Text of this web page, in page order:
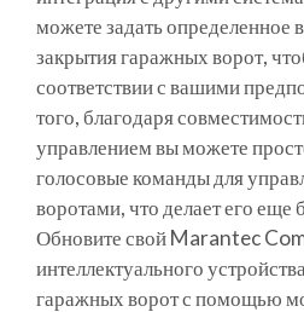
можете задать определенное
закрытия гаражных ворот,
соответствии с вашими
того, благодаря
управлением вы можете
голосовые команды для
воротами, что делает его еще
Обновите свой Marantec
интеллектуального
гаражных ворот с помощью